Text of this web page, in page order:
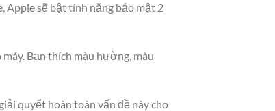
Apple sẽ bật tính năng bảo mật 2
Bạn thích màu hường, màu
quyết hoàn toàn vấn đề này cho